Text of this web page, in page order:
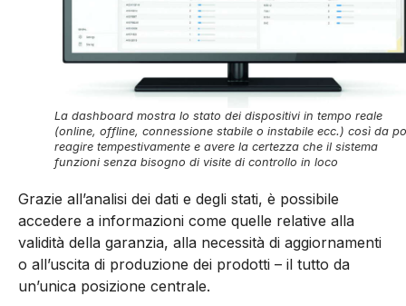
La dashboard mostra lo stato dei dispositivi in tempo reale
(online, offline, connessione stabile o instabile ecc.) così da
reagire tempestivamente e avere la certezza che il sistema
funzioni senza bisogno di visite di controllo in loco
Grazie all’analisi dei dati e degli stati, è possibile
accedere a informazioni come quelle relative alla
validità della garanzia, alla necessità di aggior­namenti
o all’uscita di produzione dei prodotti – il tutto da
un’unica posizione centrale.